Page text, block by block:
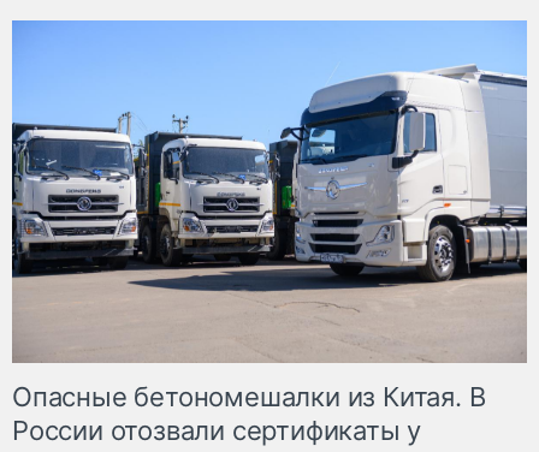
Опасные бетономешалки из Китая. В
России отозвали сертификаты у